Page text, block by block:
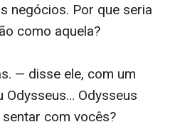
negócios. Por que seria
como aquela?
— disse ele, com um
Odysseus
com vocês?